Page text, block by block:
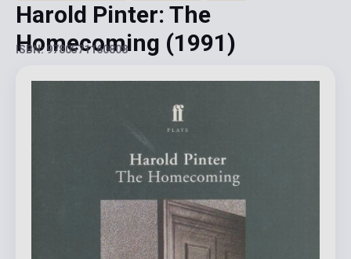
Harold Pinter: The
Homecoming (1991)
ISBN: 9780571160808